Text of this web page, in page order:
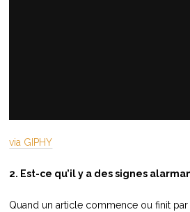
via GIPHY
2. Est-ce qu’il y a des signes
Quand un article commence ou finit